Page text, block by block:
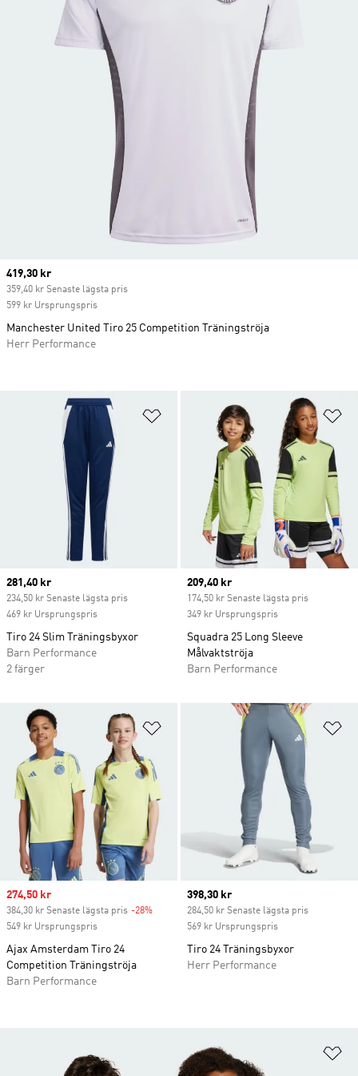
Lägg till på önskelistan
Current price
281,40 kr
234,50 kr Senaste lägsta pris
469 kr Ursprungspris
Tiro 24 Slim Träningsbyxor
Barn Performance
2 färger
Current price
209,40 kr
174,50 kr Senaste lägsta pris
349 kr Ursprungspris
Squadra 25 Long Sleeve
Målvaktströja
Barn Performance
Lägg till på önskelistan
Sale price
274,50 kr
384,30 kr Senaste lägsta pris -28% Discount
549 kr Ursprungspris
Ajax Amsterdam Tiro 24
Competition Träningströja
Barn Performance
Current price
398,30 kr
284,50 kr Senaste lägsta pris
569 kr Ursprungspris
Tiro 24 Träningsbyxor
Herr Performance
Current price
419,30 kr
359,40 kr Senaste lägsta pris
599 kr Ursprungspris
Manchester United Tiro 25 Competition Träningströja
Herr Performance